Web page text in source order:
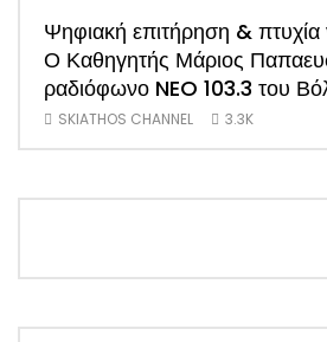
Ψηφιακή επιτήρηση &
Ο Καθηγητής Μάριος
ραδιόφωνο NEO 103.3 του
SKIATHOS CHANNEL 3.3K